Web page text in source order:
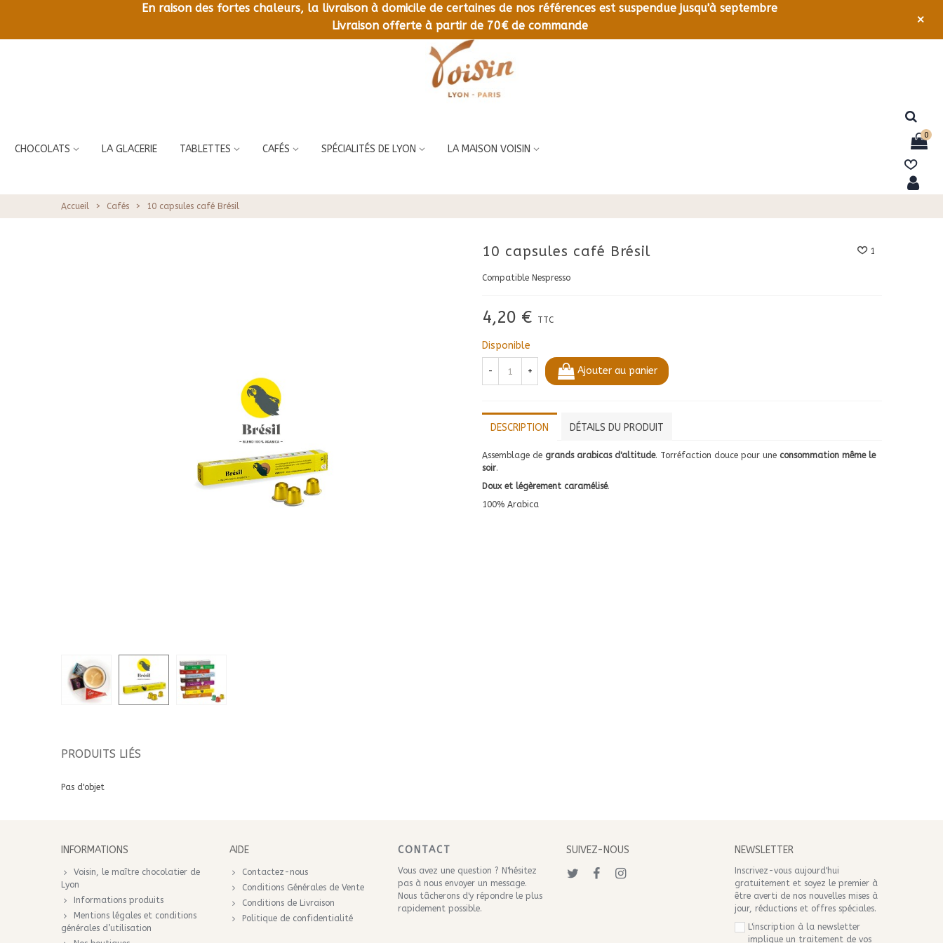
LIVRAISON OFFERTE À PARTIR DE 70€ DE COMMANDE
CHOCOLATS LA GLACERIE TABLETTES CAFÉS SPÉCIALITÉS DE LYON LA MAISON VOISIN
0
Accueil > Cafés > 10 capsules café Brésil
10 capsules café Brésil 1
Compatible Nespresso
4,20 € TTC
Disponible
- + Ajouter au panier
DESCRIPTION DÉTAILS DU PRODUIT
Assemblage de grands arabicas d'altitude. Torréfaction douce pour une consommation même le
soir.
Doux et légèrement caramélisé.
100% Arabica
PRODUITS LIÉS
Pas d'objet
INFORMATIONS
Voisin, le maître chocolatier de
Lyon
Informations produits
Mentions légales et conditions
générales d’utilisation
AIDE
Contactez-nous
Conditions Générales de Vente
Conditions de Livraison
Politique de confidentialité
CONTACT
Vous avez une question ? N'hésitez
pas à nous envoyer un message.
Nous tâcherons d'y répondre le plus
rapidement possible.
SUIVEZ-NOUS NEWSLETTER
Inscrivez-vous aujourd'hui
gratuitement et soyez le premier à
être averti de nos nouvelles mises à
jour, réductions et offres spéciales.
L'inscription à la newsletter
implique un traitement de vos
En raison des fortes chaleurs, la livraison à domicile de certaines de nos références est suspendue jusqu'à septembre
Livraison offerte à partir de 70€ de commande
×